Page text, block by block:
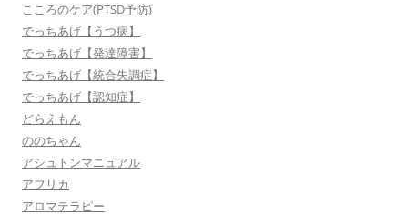
こころのケア(PTSD予防)
でっちあげ【うつ病】
でっちあげ【発達障害】
でっちあげ【統合失調症】
でっちあげ【認知症】
どらえもん
ののちゃん
アシュトンマニュアル
アフリカ
アロマテラピー